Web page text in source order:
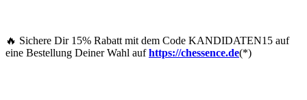
🔥 Sichere Dir 15% Rabatt mit dem Code KANDIDATEN15 auf
eine Bestellung Deiner Wahl aufhttps://chessence.de(*)